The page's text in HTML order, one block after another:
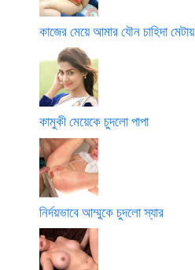
কাজের মেয়ে আমার যৌন চাহিদা মেটায়
কামুকী মেয়েকে চুদলো পাপা
নির্দয়ভাবে আম্মুকে চুদলো স্যার